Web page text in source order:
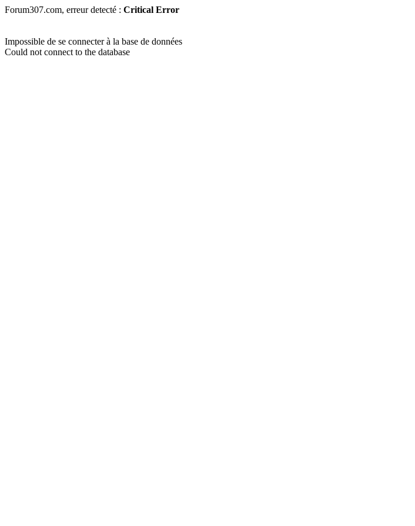
Forum307.com, erreur detecté : Critical Error
Impossible de se connecter à la base de données
Could not connect to the database